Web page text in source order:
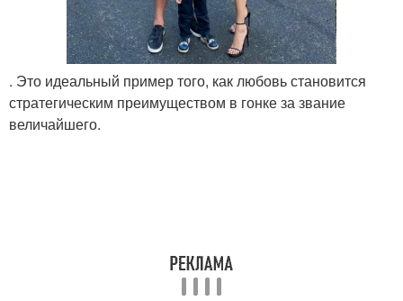
. Это идеальный пример того, как любовь становится
стратегическим преимуществом в гонке за звание
величайшего.